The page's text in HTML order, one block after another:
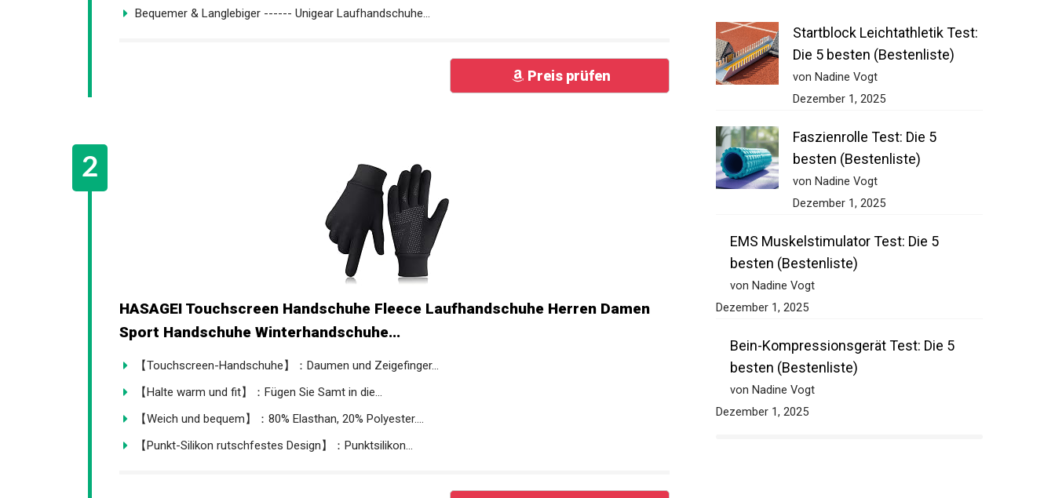
Bequemer & Langlebiger ------ Unigear Laufhandschuhe...
Preis prüfen
HASAGEI Touchscreen Handschuhe Fleece Laufhandschuhe Herren Damen
Sport Handschuhe Winterhandschuhe...
【Touchscreen-Handschuhe】：Daumen und Zeigefinger...
【Halte warm und fit】：Fügen Sie Samt in die...
【Weich und bequem】：80% Elasthan, 20% Polyester....
【Punkt-Silikon rutschfestes Design】：Punktsilikon...
Startblock Leichtathletik Test:
Die 5 besten (Bestenliste)
von Nadine Vogt
Dezember 1, 2025
Faszienrolle Test: Die 5
besten (Bestenliste)
von Nadine Vogt
Dezember 1, 2025
EMS Muskelstimulator Test: Die 5
besten (Bestenliste)
von Nadine Vogt
Dezember 1, 2025
Bein-Kompressionsgerät Test: Die 5
besten (Bestenliste)
von Nadine Vogt
Dezember 1, 2025